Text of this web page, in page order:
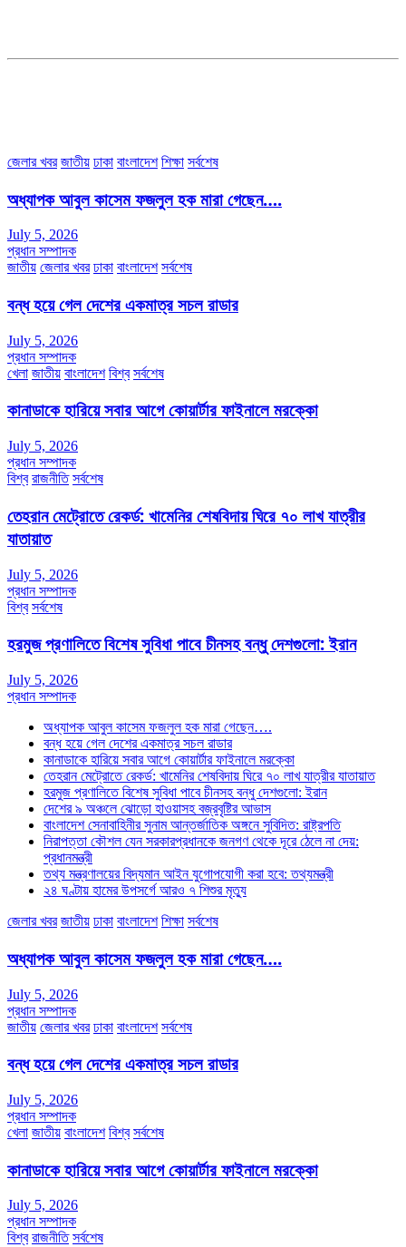
জেলার খবর জাতীয় ঢাকা বাংলাদেশ শিক্ষা সর্বশেষ
অধ্যাপক আবুল কাসেম ফজলুল হক মারা গেছেন….
July 5, 2026
প্রধান সম্পাদক
জাতীয় জেলার খবর ঢাকা বাংলাদেশ সর্বশেষ
বন্ধ হয়ে গেল দেশের একমাত্র সচল রাডার
July 5, 2026
প্রধান সম্পাদক
খেলা জাতীয় বাংলাদেশ বিশ্ব সর্বশেষ
কানাডাকে হারিয়ে সবার আগে কোয়ার্টার ফাইনালে মরক্কো
July 5, 2026
প্রধান সম্পাদক
বিশ্ব রাজনীতি সর্বশেষ
তেহরান মেট্রোতে রেকর্ড: খামেনির শেষবিদায় ঘিরে ৭০ লাখ যাত্রীর
যাতায়াত
July 5, 2026
প্রধান সম্পাদক
বিশ্ব সর্বশেষ
হরমুজ প্রণালিতে বিশেষ সুবিধা পাবে চীনসহ বন্ধু দেশগুলো: ইরান
July 5, 2026
প্রধান সম্পাদক
অধ্যাপক আবুল কাসেম ফজলুল হক মারা গেছেন….
বন্ধ হয়ে গেল দেশের একমাত্র সচল রাডার
কানাডাকে হারিয়ে সবার আগে কোয়ার্টার ফাইনালে মরক্কো
তেহরান মেট্রোতে রেকর্ড: খামেনির শেষবিদায় ঘিরে ৭০ লাখ যাত্রীর যাতায়াত
হরমুজ প্রণালিতে বিশেষ সুবিধা পাবে চীনসহ বন্ধু দেশগুলো: ইরান
দেশের ৯ অঞ্চলে ঝোড়ো হাওয়াসহ বজ্রবৃষ্টির আভাস
বাংলাদেশ সেনাবাহিনীর সুনাম আন্তর্জাতিক অঙ্গনে সুবিদিত: রাষ্ট্রপতি
নিরাপত্তা কৌশল যেন সরকারপ্রধানকে জনগণ থেকে দূরে ঠেলে না দেয়:
প্রধানমন্ত্রী
তথ্য মন্ত্রণালয়ের বিদ্যমান আইন যুগোপযোগী করা হবে: তথ্যমন্ত্রী
২৪ ঘণ্টায় হামের উপসর্গে আরও ৭ শিশুর মৃত্যু
জেলার খবর জাতীয় ঢাকা বাংলাদেশ শিক্ষা সর্বশেষ
অধ্যাপক আবুল কাসেম ফজলুল হক মারা গেছেন….
July 5, 2026
প্রধান সম্পাদক
জাতীয় জেলার খবর ঢাকা বাংলাদেশ সর্বশেষ
বন্ধ হয়ে গেল দেশের একমাত্র সচল রাডার
July 5, 2026
প্রধান সম্পাদক
খেলা জাতীয় বাংলাদেশ বিশ্ব সর্বশেষ
কানাডাকে হারিয়ে সবার আগে কোয়ার্টার ফাইনালে মরক্কো
July 5, 2026
প্রধান সম্পাদক
বিশ্ব রাজনীতি সর্বশেষ